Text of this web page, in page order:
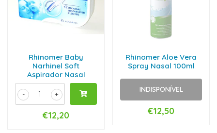
Rhinomer Baby
Narhinel Soft
Aspirador Nasal
+
-
€12,20
Rhinomer Aloe Vera
Spray Nasal 100ml
INDISPONÍVEL
€12,50